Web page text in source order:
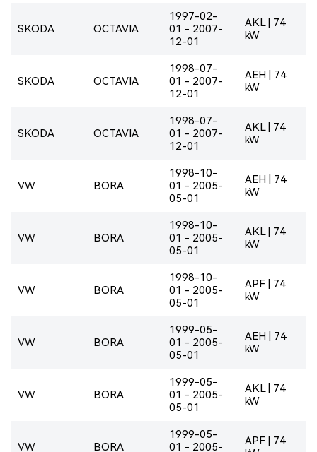
SKODA OCTAVIA
1997-02-
01 - 2007-
12-01
AKL | 74
kW
SKODA OCTAVIA
1998-07-
01 - 2007-
12-01
AEH | 74
kW
SKODA OCTAVIA
1998-07-
01 - 2007-
12-01
AKL | 74
kW
VW BORA
1998-10-
01 - 2005-
05-01
AEH | 74
kW
VW BORA
1998-10-
01 - 2005-
05-01
AKL | 74
kW
VW BORA
1998-10-
01 - 2005-
05-01
APF | 74
kW
VW BORA
1999-05-
01 - 2005-
05-01
AEH | 74
kW
VW BORA
1999-05-
01 - 2005-
05-01
AKL | 74
kW
VW BORA
1999-05-
01 - 2005-
APF | 74